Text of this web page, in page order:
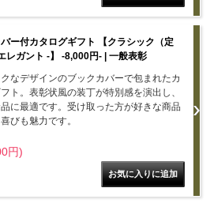
ー付カタログギフト 【クラシック（定
レガント -】 -8,000円- | 一般表彰
なデザインのブックカバーで包まれたカ
ト。表彰状風の装丁が特別感を演出し、
に最適です。受け取った方が好きな商品
びも魅力です。
円)